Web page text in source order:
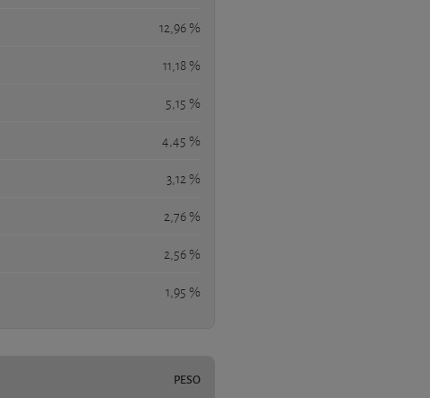
12,96 %
11,18 %
5,15 %
4,45 %
3,12 %
2,76 %
2,56 %
1,95 %
PESO